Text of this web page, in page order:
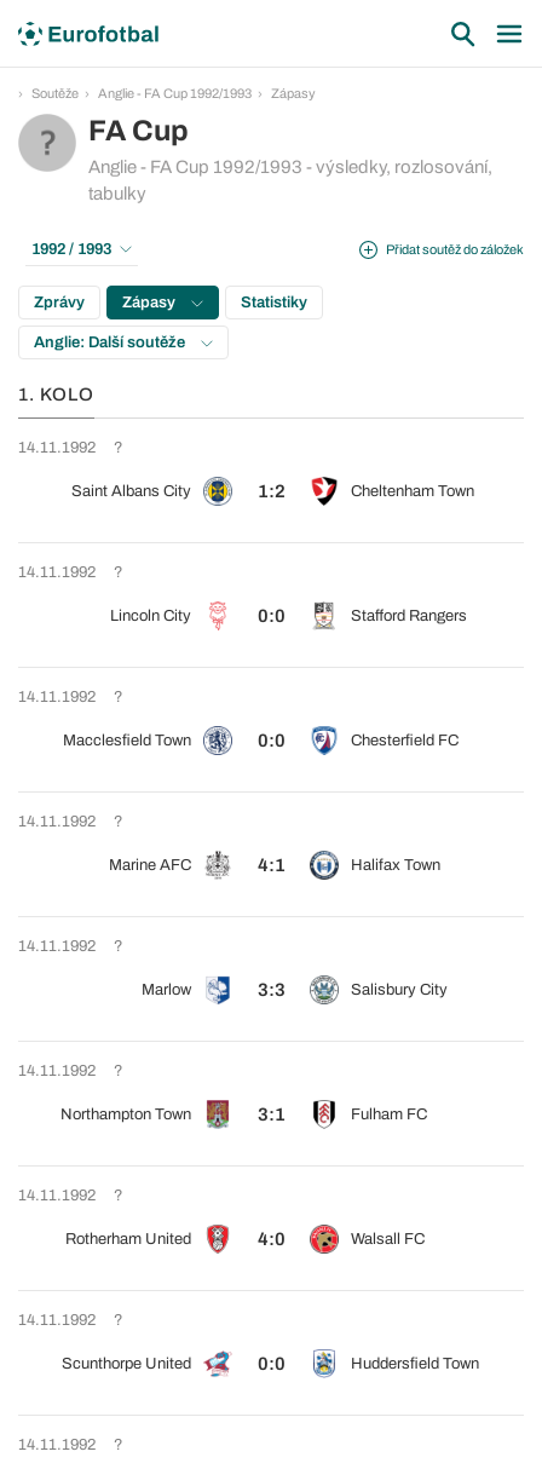
Soutěže Anglie - FA Cup 1992/1993 Zápasy
FA Cup
Anglie - FA Cup 1992/1993 - výsledky, rozlosování,
tabulky
Přidat soutěž do záložek
1992 / 1993
Zprávy Zápasy Statistiky
Anglie: Další soutěže
1. KOLO
14.11.1992 ?
Saint Albans City 1:2 Cheltenham Town
14.11.1992 ?
Lincoln City 0:0 Stafford Rangers
14.11.1992 ?
Macclesfield Town 0:0 Chesterfield FC
14.11.1992 ?
Marine AFC 4:1 Halifax Town
14.11.1992 ?
Marlow 3:3 Salisbury City
14.11.1992 ?
Northampton Town 3:1 Fulham FC
14.11.1992 ?
Rotherham United 4:0 Walsall FC
14.11.1992 ?
Scunthorpe United 0:0 Huddersfield Town
14.11.1992 ?